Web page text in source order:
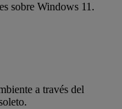
sobre Windows 11.
a través del